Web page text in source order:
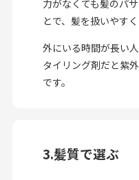
力がなくても髪のパ
とで、髪を扱いやす
外にいる時間が長い
タイリング剤だと紫
です。
3.髪質で選ぶ